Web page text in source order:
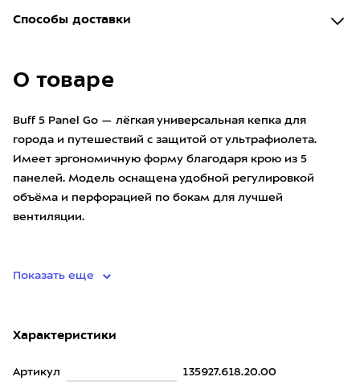
Способы доставки
О товаре
Buff 5 Panel Go — лёгкая универсальная кепка для
города и путешествий с защитой от ультрафиолета.
Имеет эргономичную форму благодаря крою из 5
панелей. Модель оснащена удобной регулировкой
объёма и перфорацией по бокам для лучшей
вентиляции.
Показать еще
Характеристики
Артикул 135927.618.20.00